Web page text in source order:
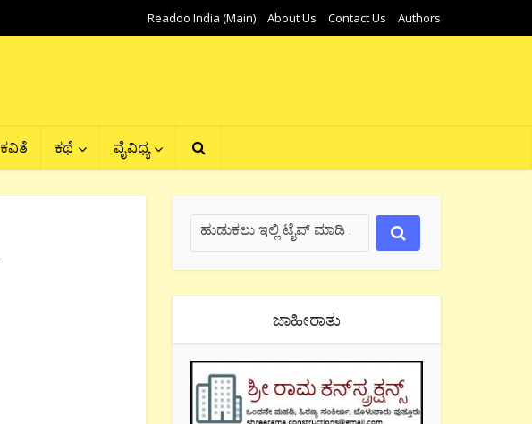
Readoo India (Main) About Us Contact Us Authors
ಕವಿತೆ ಕಥೆ ವೈವಿಧ್ಯ
ಜಾಹೀರಾತು